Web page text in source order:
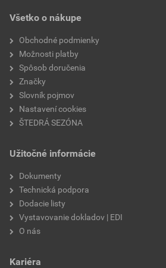
Všetko o nákupe
Obchodné podmienky
Možnosti platby
Spôsob doručenia
Značky
Slovník pojmov
Nastavení cookies
ŠTEDRÁ SEZÓNA
Užitočné informácie
Dokumenty
Technická podpora
Dodacie listy
Vystavovanie dokladov | EDI
O nás
Kariéra